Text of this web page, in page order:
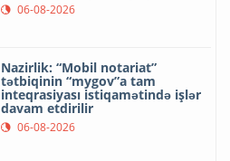
06-08-2026
Nazirlik: “Mobil notariat”
tətbiqinin “mygov”a tam
inteqrasiyası istiqamətində işlər
davam etdirilir
06-08-2026